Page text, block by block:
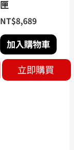
匣
NT$8,689
加入購物車
立即購買